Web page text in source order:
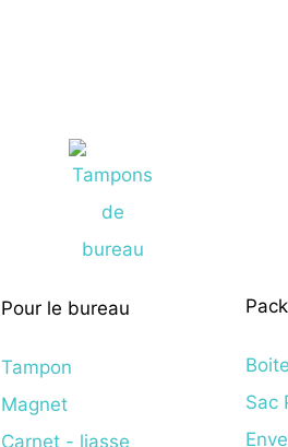
Pour le bureau
Tampon
Magnet
Carnet - liasse
Sac